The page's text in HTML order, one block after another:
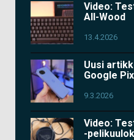
Video:
All-Wood
13.4.2026
Uusi
Google
9.3.2026
Video:
-